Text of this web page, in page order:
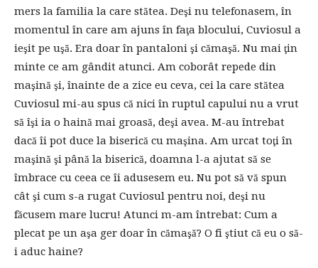
mers la familia la care stătea. Deşi nu telefonasem, în
momentul în care am ajuns în faţa blocului, Cuviosul a
ieşit pe uşă. Era doar în pantaloni şi cămaşă. Nu mai ţin
minte ce am gândit atunci. Am coborât repede din
maşină şi, înainte de a zice eu ceva, cei la care stătea
Cuviosul mi-au spus că nici în ruptul capului nu a vrut
să îşi ia o haină mai groasă, deşi avea. M-au întrebat
dacă îi pot duce la biserică cu maşina. Am urcat toţi în
maşină şi până la biserică, doamna l-a ajutat să se
îmbrace cu ceea ce îi adusesem eu. Nu pot să vă spun
cât şi cum s-a rugat Cuviosul pentru noi, deşi nu
făcusem mare lucru! Atunci m-am întrebat: Cum a
plecat pe un aşa ger doar în cămaşă? O fi ştiut că eu o să-
i aduc haine?